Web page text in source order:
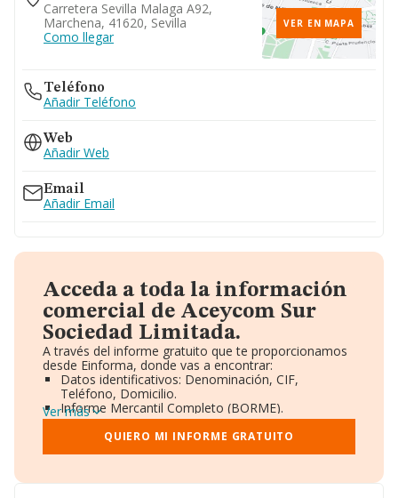
Carretera Sevilla Malaga A92,
Marchena, 41620, Sevilla
Como llegar
VER EN MAPA
Teléfono
Añadir Teléfono
Web
Añadir Web
Email
Añadir Email
Acceda a toda la información
comercial de Aceycom Sur
Sociedad Limitada.
A través del informe gratuito que te proporcionamos
desde Einforma, donde vas a encontrar:
Datos identificativos: Denominación, CIF,
Teléfono, Domicilio.
Informe Mercantil Completo (BORME).
Gráficos de Evolución Ventas y Empleados.
Consejo de Administración y Administradores.
Directivos y Ejecutivos.
Ver más
QUIERO MI INFORME GRATUITO